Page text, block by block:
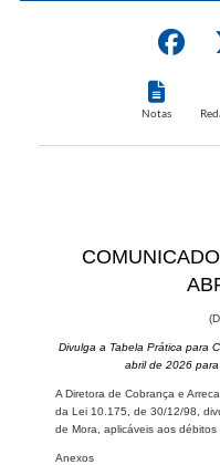
Notas
Divulga a Tabela Prática para​​
abril de 2026
A Diretora de Cobrança e
da Lei 10.175, de 30/12/98,
de Mora, aplicáveis aos
Anexos